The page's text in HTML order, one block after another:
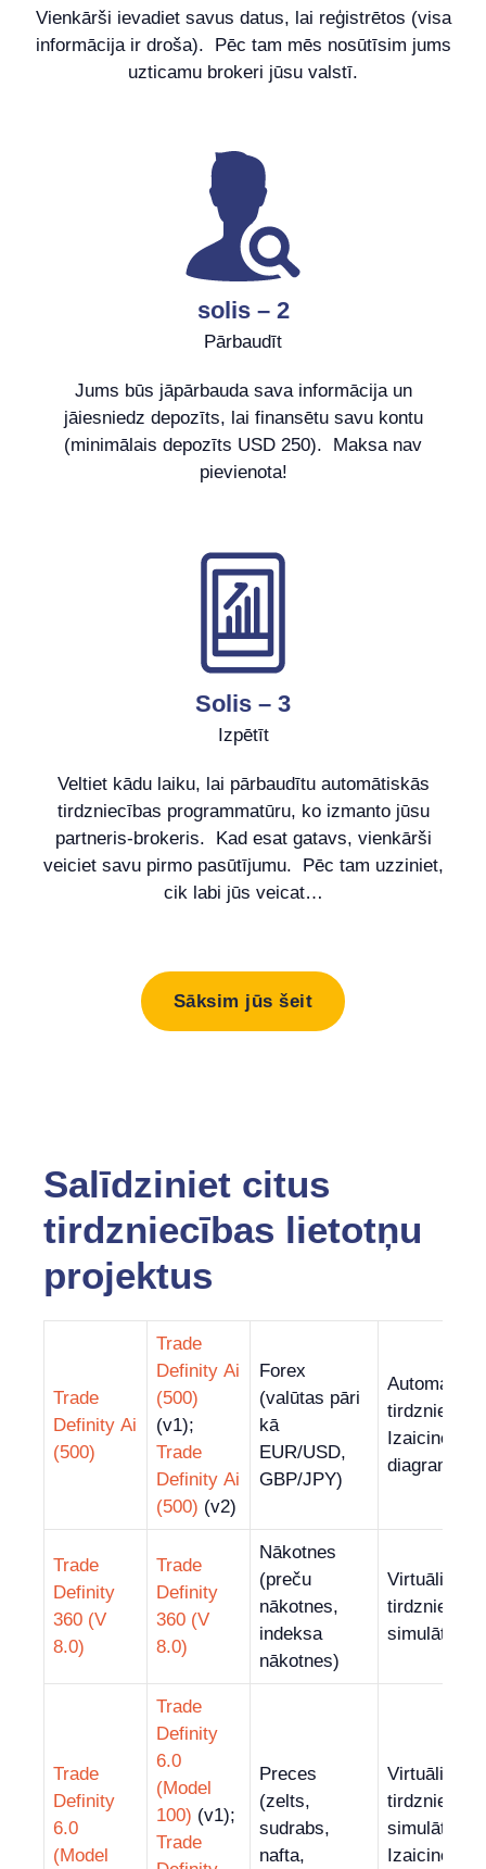
Vienkārši ievadiet savus datus, lai reģistrētos (visa
informācija ir droša). Pēc tam mēs nosūtīsim jums
uzticamu brokeri jūsu valstī.
solis – 2
Pārbaudīt
Jums būs jāpārbauda sava informācija un
jāiesniedz depozīts, lai finansētu savu kontu
(minimālais depozīts USD 250). Maksa nav
pievienota!
Solis – 3
Izpētīt
Veltiet kādu laiku, lai pārbaudītu automātiskās
tirdzniecības programmatūru, ko izmanto jūsu
partneris-brokeris. Kad esat gatavs, vienkārši
veiciet savu pirmo pasūtījumu. Pēc tam uzziniet,
cik labi jūs veicat…
Sāksim jūs šeit
Salīdziniet citus
tirdzniecības lietotņu
projektus
Trade
Definity Ai
(500)
Trade
Definity Ai
(500)
(v1);
Trade
Definity Ai
(500) (v2)
Forex
(valūtas pāri
kā
EUR/USD,
GBP/JPY)
tirdzniecība;
Izaicinoši
diagrammu
Trade
Definity
360 (V
8.0)
Trade
Definity
360 (V
8.0)
Nākotnes
(preču
nākotnes,
indeksa
nākotnes)
Virtuālie
simulātori
Trade
Definity
6.0
(Model
Trade
Definity
6.0
(Model
100) (v1);
Trade
Preces
(zelts,
sudrabs,
nafta,
Virtuālie
simulātori;
Izaicinoši